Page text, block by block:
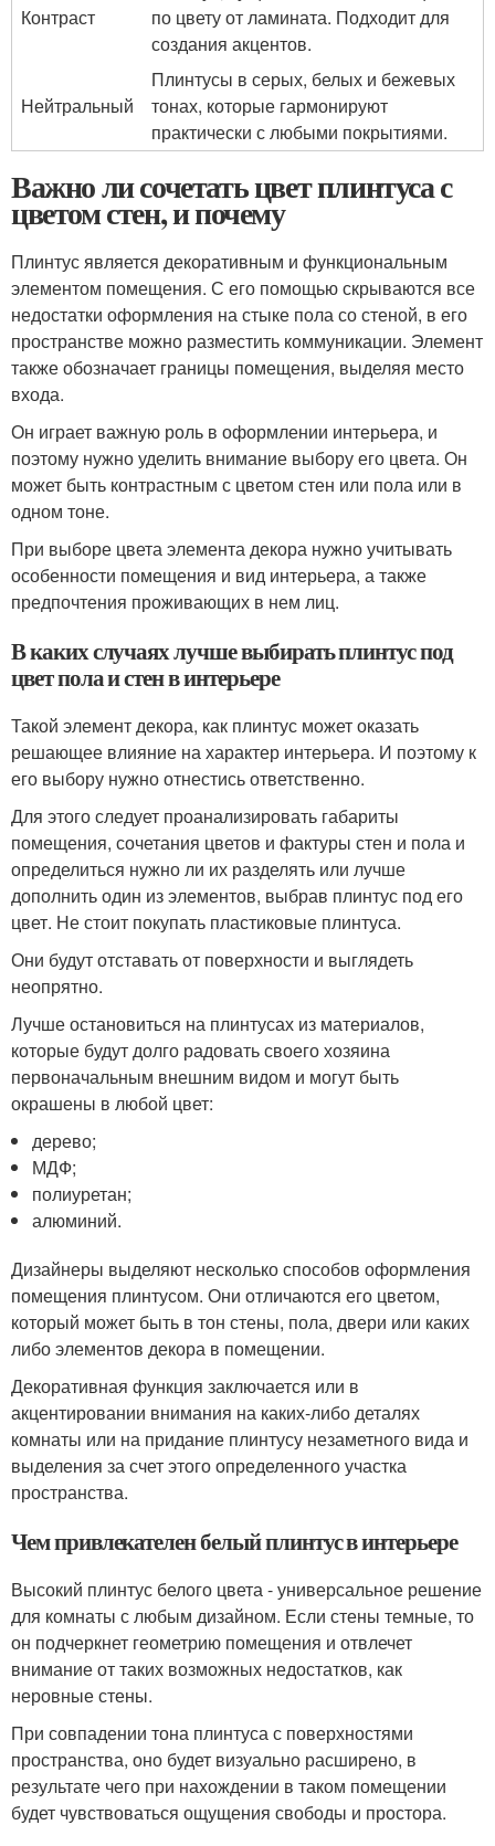
Контраст
по цвету от ламината. Подходит для
создания акцентов.
Нейтральный
Плинтусы в серых, белых и бежевых
тонах, которые гармонируют
практически с любыми покрытиями.
Важно ли сочетать цвет плинтуса с
цветом стен, и почему
Плинтус является декоративным и функциональным
элементом помещения. С его помощью скрываются все
недостатки оформления на стыке пола со стеной, в его
пространстве можно разместить коммуникации. Элемент
также обозначает границы помещения, выделяя место
входа.
Он играет важную роль в оформлении интерьера, и
поэтому нужно уделить внимание выбору его цвета. Он
может быть контрастным с цветом стен или пола или в
одном тоне.
При выборе цвета элемента декора нужно учитывать
особенности помещения и вид интерьера, а также
предпочтения проживающих в нем лиц.
В каких случаях лучше выбирать плинтус под
цвет пола и стен в интерьере
Такой элемент декора, как плинтус может оказать
решающее влияние на характер интерьера. И поэтому к
его выбору нужно отнестись ответственно.
Для этого следует проанализировать габариты
помещения, сочетания цветов и фактуры стен и пола и
определиться нужно ли их разделять или лучше
дополнить один из элементов, выбрав плинтус под его
цвет. Не стоит покупать пластиковые плинтуса.
Они будут отставать от поверхности и выглядеть
неопрятно.
Лучше остановиться на плинтусах из материалов,
которые будут долго радовать своего хозяина
первоначальным внешним видом и могут быть
окрашены в любой цвет:
дерево;
МДФ;
полиуретан;
алюминий.
Дизайнеры выделяют несколько способов оформления
помещения плинтусом. Они отличаются его цветом,
который может быть в тон стены, пола, двери или каких
либо элементов декора в помещении.
Декоративная функция заключается или в
акцентировании внимания на каких-либо деталях
комнаты или на придание плинтусу незаметного вида и
выделения за счет этого определенного участка
пространства.
Чем привлекателен белый плинтус в интерьере
Высокий плинтус белого цвета - универсальное решение
для комнаты с любым дизайном. Если стены темные, то
он подчеркнет геометрию помещения и отвлечет
внимание от таких возможных недостатков, как
неровные стены.
При совпадении тона плинтуса с поверхностями
пространства, оно будет визуально расширено, в
результате чего при нахождении в таком помещении
будет чувствоваться ощущения свободы и простора.